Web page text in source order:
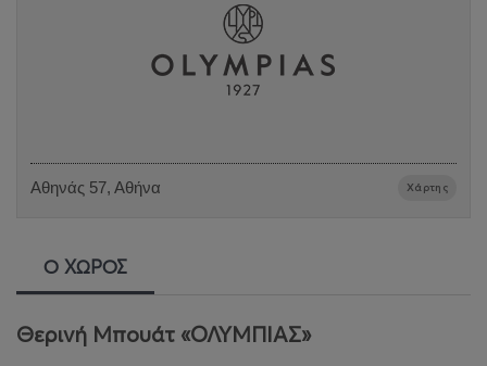
Αθηνάς 57, Αθήνα Χάρτης
Ο ΧΩΡΟΣ
Θερινή Μπουάτ «ΟΛΥΜΠΙΑΣ»